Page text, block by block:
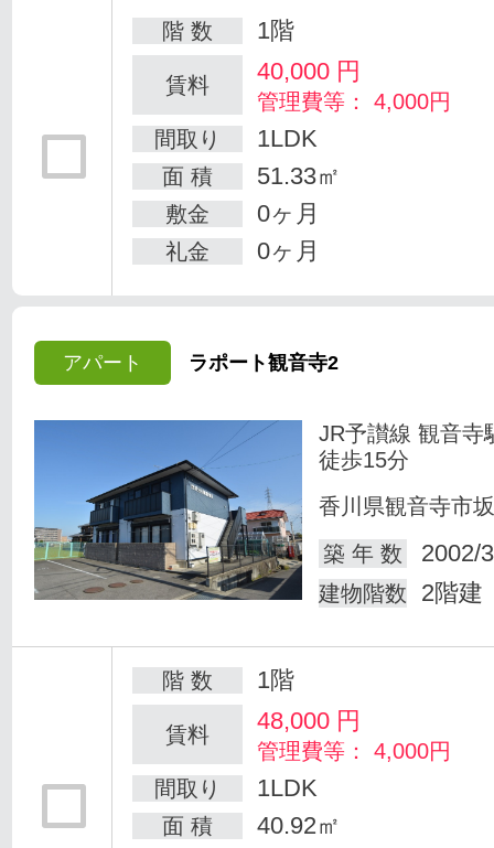
階 数 1階
賃料 40,000 円
管理費等： 4,000円
間取り
1LDK
面 積 51.33㎡
敷金 0ヶ月
礼金 0ヶ月
アパート ラポート観音寺2
JR予讃線 観音寺
徒歩15分
香川県観音寺市
築 年 数
2002/
建物階数 2階建
階 数 1階
賃料 48,000 円
管理費等： 4,000円
間取り
1LDK
面 積 40.92㎡